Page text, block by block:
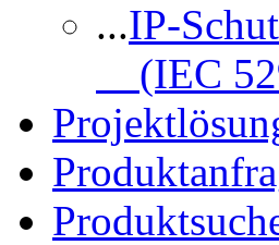
...IP-
(IEC